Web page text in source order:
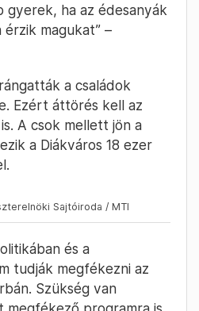
gyerek, ha az édesanyák
magukat” –
a családok
Ezért áttörés kell az
A csok mellett jön a
a Diákváros 18 ezer